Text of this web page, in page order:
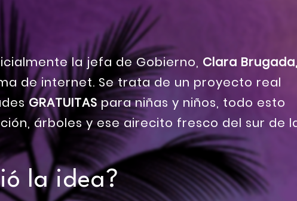
la jefa de Gobierno, Clara Brugada,
de internet. Se trata de un proyecto real
GRATUITASpara niñas y niños, todo esto
árboles y ese airecito fresco del sur de
la idea?